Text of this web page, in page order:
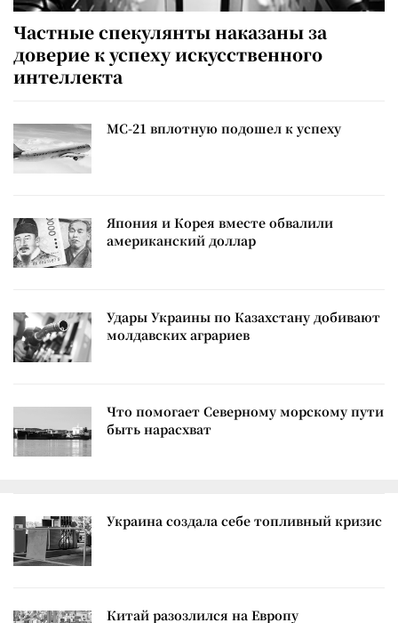
Частные спекулянты наказаны за
доверие к успеху искусственного
интеллекта
МС-21 вплотную подошел к успеху
Япония и Корея вместе обвалили
американский доллар
Удары Украины по Казахстану добивают
молдавских аграриев
Что помогает Северному морскому пути
быть нарасхват
Украина создала себе топливный кризис
Китай разозлился на Европу